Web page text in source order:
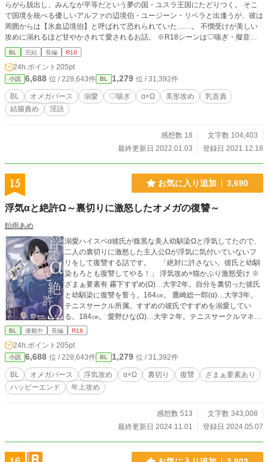
らがら脱出し、みんなが平等だという夢の国・ユスラ王国にたどりつく。 そこ
で国境を統べる優しいアルファの辺境伯・ユージーン・リベラと出逢うが、彼は
周囲からは【氷血辺境伯】と呼ばれて恐れられていた……。 不憫受けが美しい
攻めに溺れるほど甘やかされて愛されるお話。 ※R18シーンは♡喘ぎ・擬音・
モロ語のドエロです。※
BL 完結 長編 R18
24h.ポイント 205pt
小説 6,688 位 / 228,643件 BL 1,279 位 / 31,392件
BL オメガバース 溺愛 ♡喘ぎ α×Ω 美形攻め
乳首責
結腸責め
淫語
感想数 18
文字数 104,403
最終更新日 2022.01.03
登録日 2021.12.18
15 お気に入り追加 3,690
浮気αと絶許Ω～裏切りに激怒したオメガの復讐～
飴雨あめ
溺愛ハイスペα彼氏が腹黒な美人幼馴染Ωと浮気してたので、
二人の裏切りに激怒した主人公Ωが浮気に気付いていないフ
リをして復讐する話です。 「絶対に許さない。彼氏と幼馴
染もろとも復讐してやる！」 浮気攻め×猫かぶり激怒受け ※
ざまぁ要素有 霧下すずめ(Ω)…大学2年。自分を裏切った彼氏
と幼馴染に復讐を誓う。164㎝。 鷹崎総一郎(α)…大学3年。
テニスサークル所属。すずめの彼氏ですずめを溺愛してい
る。184㎝。 愛野ひな(Ω)…大学２年。テニスサークルマネー
ジャー。すずめの幼馴染で総一郎に一目惚れ。168㎝。 ハッ
BL 連載中 長編 R18
24h.ポイント 205pt
小説 6,688 位 / 228,643件 BL 1,279 位 / 31,392件
BL オメガバース 浮気攻め α×Ω 裏切り 復讐
ざまぁ要素あり
ハッピーエンド
年上攻め
感想数 513
文字数 343,008
最終更新日 2024.11.01
登録日 2024.05.07